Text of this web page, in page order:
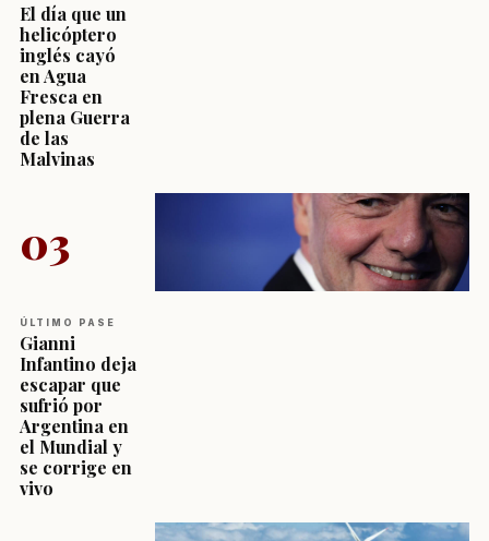
El día que un
helicóptero
inglés cayó
en Agua
Fresca en
plena Guerra
de las
Malvinas
03
ÚLTIMO PASE
Gianni
Infantino deja
escapar que
sufrió por
Argentina en
el Mundial y
se corrige en
vivo